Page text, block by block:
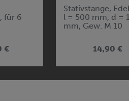
für 6
€
Stativstange,
l = 500 mm, d =
mm, Gew. M 10
14,90 €